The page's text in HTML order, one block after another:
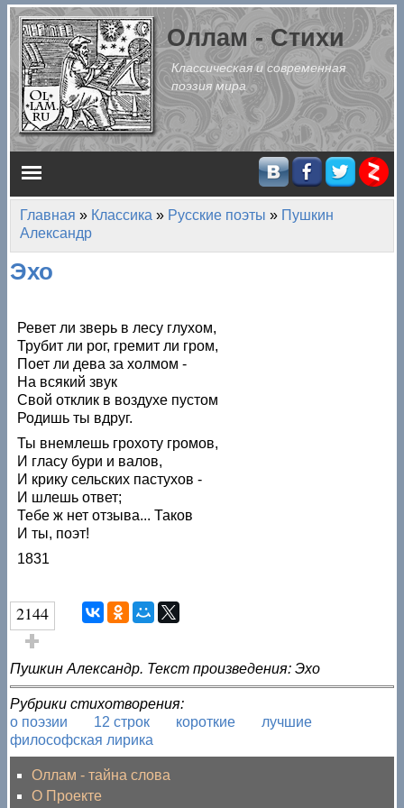
Перейти к основному содержанию
Оллам - Стихи
Классическая и современная
поэзия мира
Главное меню
Вы здесь
Главная » Классика » Русские поэты » Пушкин
Александр
Эхо
Ревет ли зверь в лесу глухом,
Трубит ли рог, гремит ли гром,
Поет ли дева за холмом -
На всякий звук
Свой отклик в воздухе пустом
Родишь ты вдруг.
Ты внемлешь грохоту громов,
И гласу бури и валов,
И крику сельских пастухов -
И шлешь ответ;
Тебе ж нет отзыва... Таков
И ты, поэт!
1831
2144
Голос за!
Пушкин Александр. Текст произведения: Эхо
Рубрики стихотворения:
о поэзии
12 строк короткие
лучшие
философская лирика
Оллам - тайна слова
О Проекте